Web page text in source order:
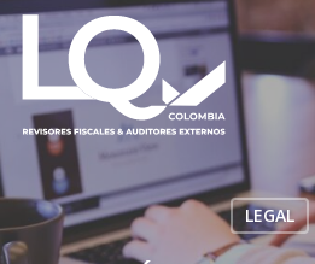
Skip
to
content
LEGAL